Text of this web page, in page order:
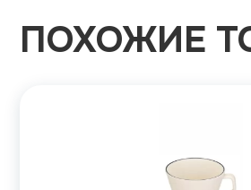
ПОХОЖИЕ